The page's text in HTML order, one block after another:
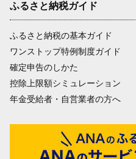
ふるさと納税ガイド
ふるさと納税の基本ガイド
ワンストップ特例制度ガイド
確定申告のしかた
控除上限額シミュレーション
年金受給者・自営業者の方へ